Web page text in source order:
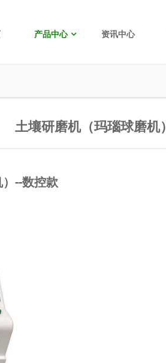
产品中心 资讯中心
土壤研磨机（玛瑙球磨机）
--数控款